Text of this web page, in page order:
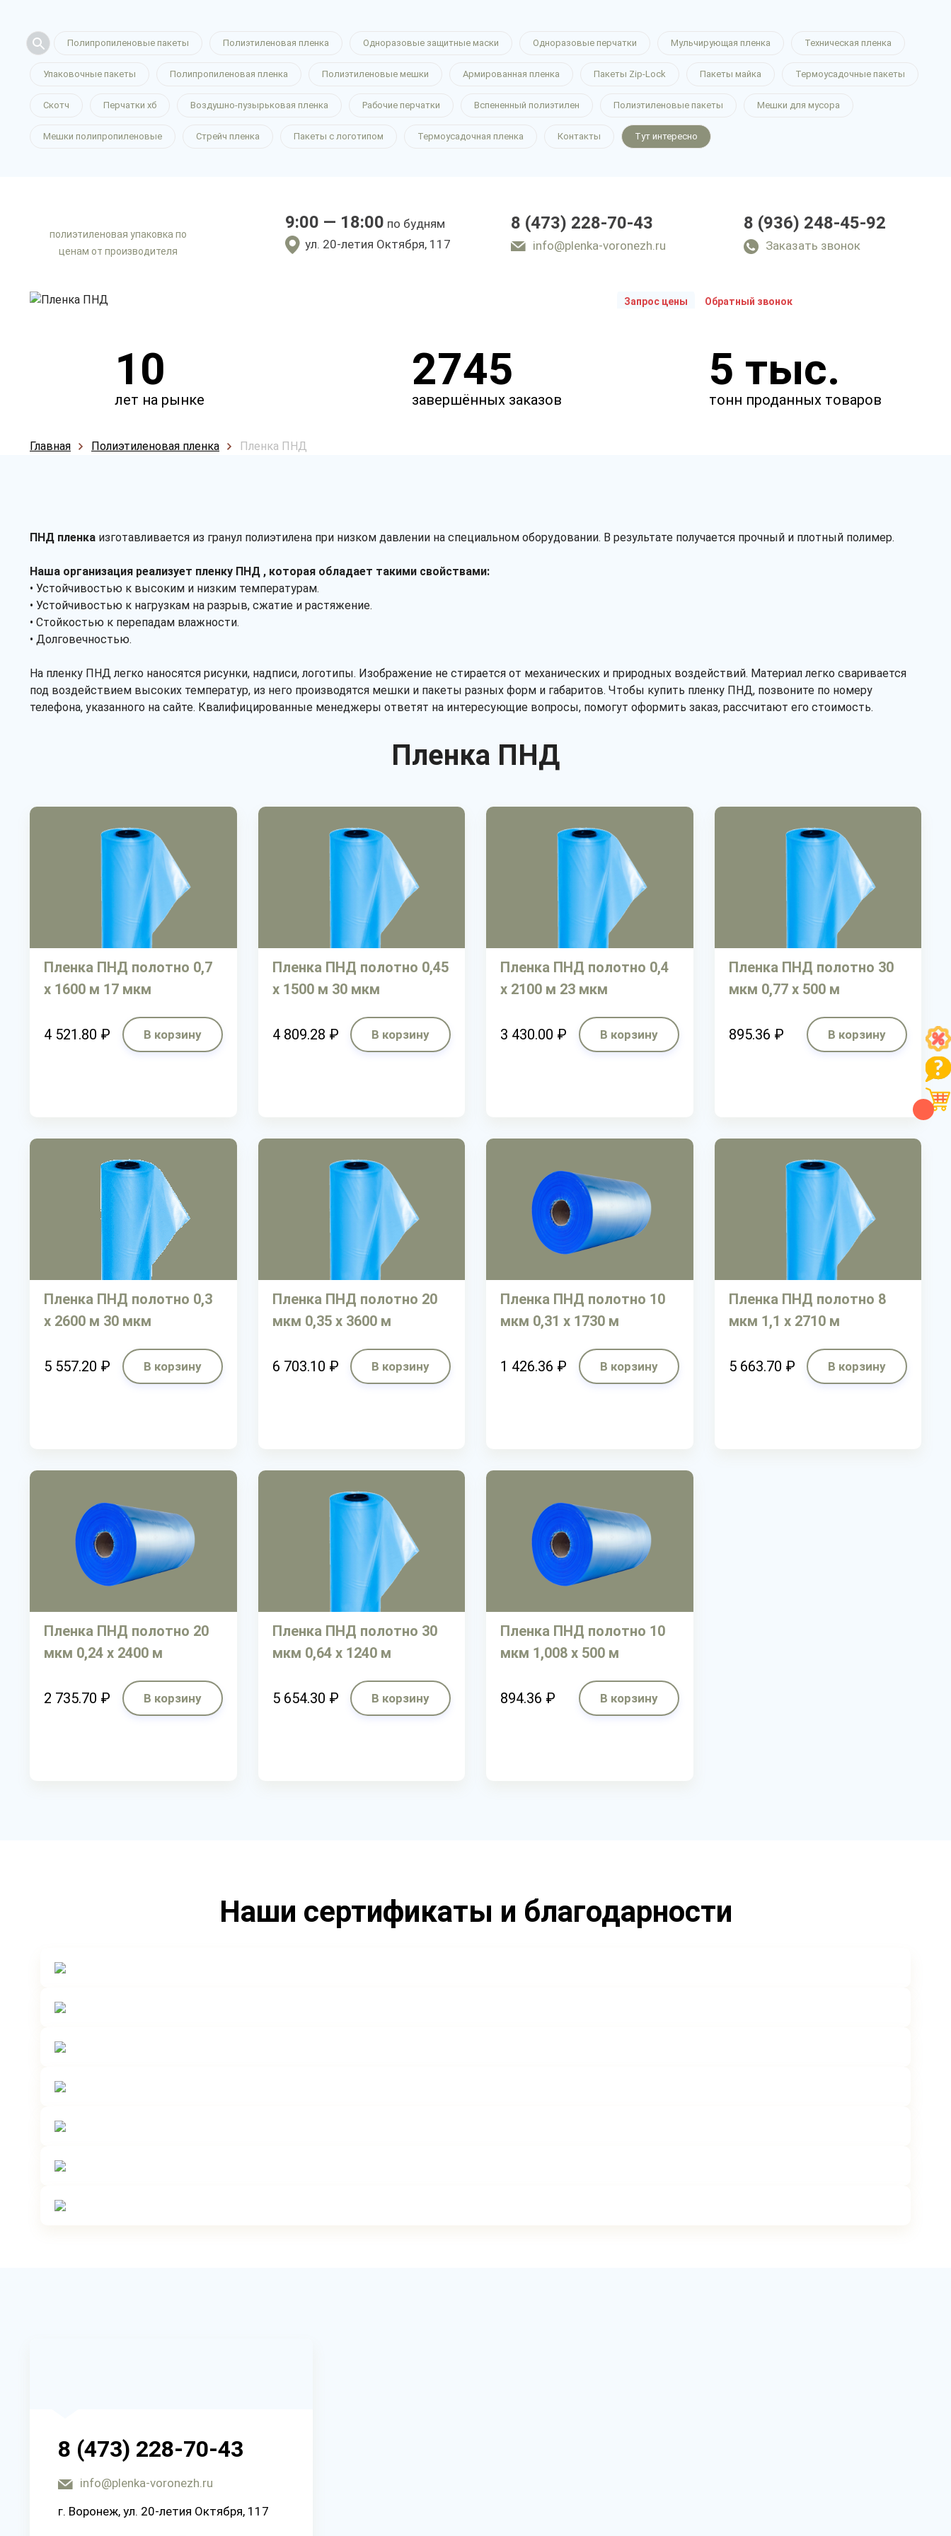
Полипропиленовые пакеты Полиэтиленовая пленка Одноразовые защитные маски Одноразовые перчатки Мульчирующая пленка Техническая пленка
Упаковочные пакеты Полипропиленовая пленка Полиэтиленовые мешки Армированная пленка Пакеты Zip-Lock Пакеты майка Термоусадочные пакеты
Скотч Перчатки хб Воздушно-пузырьковая пленка Рабочие перчатки Вспененный полиэтилен Полиэтиленовые пакеты Мешки для мусора
Мешки полипропиленовые Стрейч пленка Пакеты с логотипом Термоусадочная пленка Контакты Тут интересно
полиэтиленовая упаковка по
ценам от производителя
9:00 — 18:00 по будням
ул. 20-летия Октября, 117
8 (473) 228-70-43
info@plenka-voronezh.ru
8 (936) 248-45-92
Заказать звонок
ПНД пленка
только приятные цены
Запрос цены Обратный звонок
Укажите параметры
Чтобы мы смогли рассчитать
стоимость товаров.
Тип
Рассчитать
10
лет на рынке
2745
завершённых заказов
5 тыс.
тонн проданных товаров
Главная Полиэтиленовая пленка Пленка ПНД
ПНД пленка изготавливается из гранул полиэтилена при низком давлении на специальном оборудовании. В результате получается прочный и плотный полимер.
Наша организация реализует пленку ПНД , которая обладает такими свойствами:
• Устойчивостью к высоким и низким температурам.
• Устойчивостью к нагрузкам на разрыв, сжатие и растяжение.
• Стойкостью к перепадам влажности.
• Долговечностью.
На пленку ПНД легко наносятся рисунки, надписи, логотипы. Изображение не стирается от механических и природных воздействий. Материал легко сваривается
под воздействием высоких температур, из него производятся мешки и пакеты разных форм и габаритов. Чтобы купить пленку ПНД, позвоните по номеру
телефона, указанного на сайте. Квалифицированные менеджеры ответят на интересующие вопросы, помогут оформить заказ, рассчитают его стоимость.
Пленка ПНД
Пленка ПНД полотно 0,7
х 1600 м 17 мкм
4 521.80 ₽ В корзину
Пленка ПНД полотно 0,45
х 1500 м 30 мкм
4 809.28 ₽ В корзину
Пленка ПНД полотно 0,4
х 2100 м 23 мкм
3 430.00 ₽ В корзину
Пленка ПНД полотно 30
мкм 0,77 х 500 м
895.36 ₽ В корзину
Пленка ПНД полотно 0,3
х 2600 м 30 мкм
5 557.20 ₽ В корзину
Пленка ПНД полотно 20
мкм 0,35 х 3600 м
6 703.10 ₽ В корзину
Пленка ПНД полотно 10
мкм 0,31 х 1730 м
1 426.36 ₽ В корзину
Пленка ПНД полотно 8
мкм 1,1 х 2710 м
5 663.70 ₽ В корзину
Пленка ПНД полотно 20
мкм 0,24 х 2400 м
2 735.70 ₽ В корзину
Пленка ПНД полотно 30
мкм 0,64 х 1240 м
5 654.30 ₽ В корзину
Пленка ПНД полотно 10
мкм 1,008 х 500 м
894.36 ₽ В корзину
Наши сертификаты и благодарности
8 (473) 228-70-43
info@plenka-voronezh.ru
г. Воронеж, ул. 20-летия Октября, 117